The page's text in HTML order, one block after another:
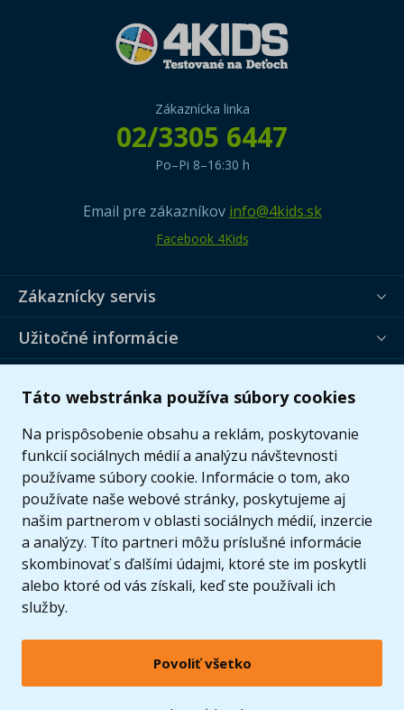
Táto webstránka používa súbory cookies
Na prispôsobenie obsahu a reklám, poskytovanie
funkcií sociálnych médií a analýzu návštevnosti
používame súbory cookie. Informácie o tom, ako
používate naše webové stránky, poskytujeme aj
našim partnerom v oblasti sociálnych médií, inzercie
a analýzy. Títo partneri môžu príslušné informácie
skombinovať s ďalšími údajmi, ktoré ste im poskytli
alebo ktoré od vás získali, keď ste používali ich
služby.
Povoliť všetko
Zákaznícka linka
02/3305 6447
Po–Pi 8–16:30 h
Email pre zákazníkov info@4kids.sk
Facebook 4Kids
Zákaznícky servis
Užitočné informácie
© 2005 - 2026 Copyright 4kids.sk
LEGO, logo LEGO a minifigúrka sú ochrannými známkami spoločnosti LEGO Group. ©